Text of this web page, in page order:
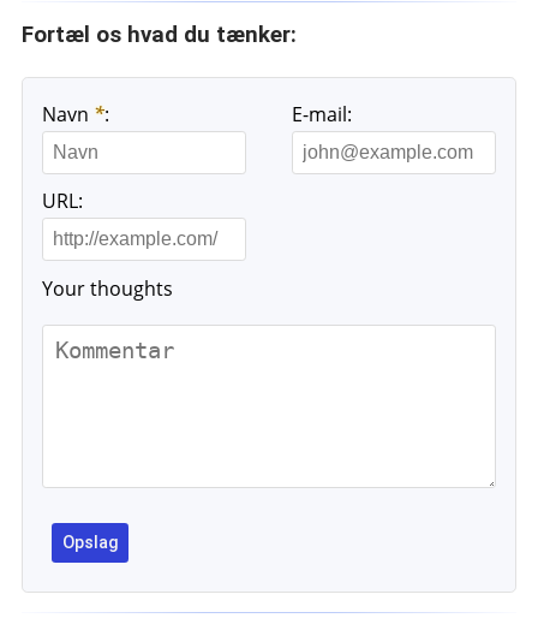
Fortæl os hvad du tænker:
Navn *: E-mail:
URL:
Your thoughts